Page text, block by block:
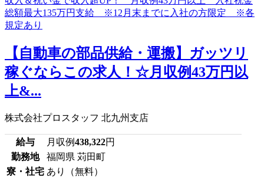
【自動車の部品供給・運搬】ガッツリ
稼ぐならこの求人！☆月収例43万円以
上&...
株式会社プロスタッフ 北九州支店
給与 月収例438,322円
勤務地
福岡県 苅田町
寮・社宅 あり（無料）